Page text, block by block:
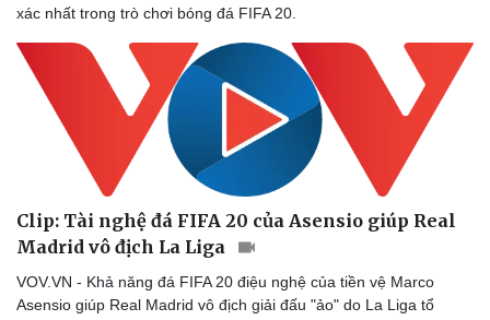
xác nhất trong trò chơi bóng đá FIFA 20.
Clip: Tài nghệ đá FIFA 20 của Asensio giúp Real
Madrid vô địch La Liga
VOV.VN - Khả năng đá FIFA 20 điệu nghệ của tiền vệ Marco
Asensio giúp Real Madrid vô địch giải đấu "ảo" do La Liga tổ